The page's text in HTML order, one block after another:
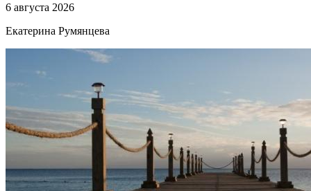
6 августа 2026
Екатерина Румянцева